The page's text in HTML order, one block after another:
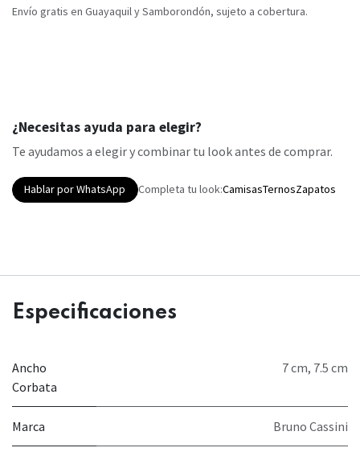
Envío gratis en Guayaquil y Samborondón, sujeto a cobertura.
¿Necesitas ayuda para elegir?
Te ayudamos a elegir y combinar tu look antes de comprar.
Hablar por WhatsApp Completa tu look:CamisasTernosZapatos
Especificaciones
Ancho
Corbata
7 cm, 7.5 cm
Marca Bruno Cassini